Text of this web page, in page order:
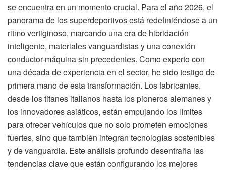
se encuentra en un momento crucial. Para el año 2026, el
panorama de los superdeportivos está redefiniéndose a un
ritmo vertiginoso, marcando una era de hibridación
inteligente, materiales vanguardistas y una conexión
conductor-máquina sin precedentes. Como experto con
una década de experiencia en el sector, he sido testigo de
primera mano de esta transformación. Los fabricantes,
desde los titanes italianos hasta los pioneros alemanes y
los innovadores asiáticos, están empujando los límites
para ofrecer vehículos que no solo prometen emociones
fuertes, sino que también integran tecnologías sostenibles
y de vanguardia. Este análisis profundo desentraña las
tendencias clave que están configurando los mejores